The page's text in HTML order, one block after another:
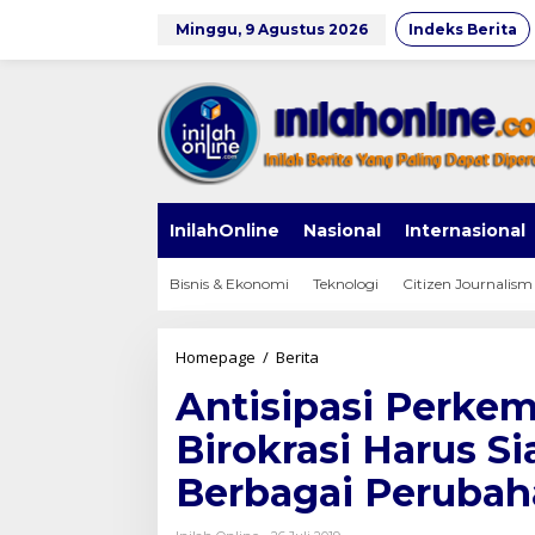
Minggu, 9 Agustus 2026 Indeks Berita
InilahOnline Nasional Internasional
Bisnis & Ekonomi Teknologi Citizen Journalism
Homepage / Berita
Teknologi,
Birokrasi
Harus
Siap
dan
Adaftif
Terhadap
Antisipasi
Birokrasi Harus
Berbagai